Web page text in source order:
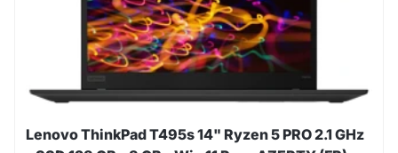
Lenovo ThinkPad T495s 14" Ryzen 5 PRO 2.1 GHz